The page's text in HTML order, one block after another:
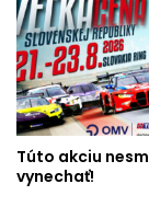
Túto akciu
vynechať!